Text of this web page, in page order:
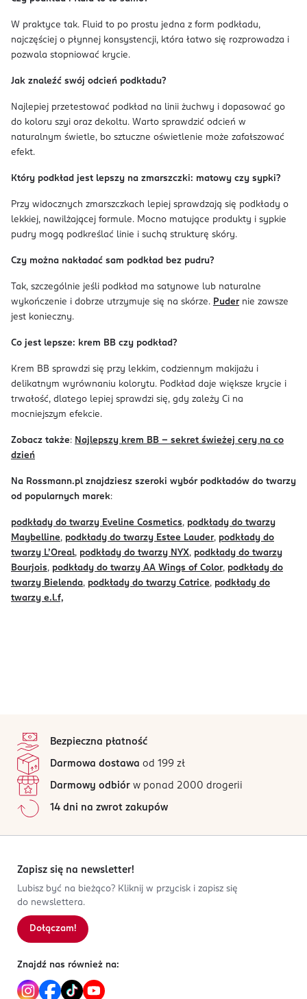
W praktyce tak. Fluid to po prostu jedna z form podkładu,
najczęściej o płynnej konsystencji, która łatwo się rozprowadza i
pozwala stopniować krycie.
Jak znaleźć swój odcień podkładu?
Najlepiej przetestować podkład na linii żuchwy i dopasować go
do koloru szyi oraz dekoltu. Warto sprawdzić odcień w
naturalnym świetle, bo sztuczne oświetlenie może zafałszować
efekt.
Który podkład jest lepszy na zmarszczki: matowy czy sypki?
Przy widocznych zmarszczkach lepiej sprawdzają się podkłady o
lekkiej, nawilżającej formule. Mocno matujące produkty i sypkie
pudry mogą podkreślać linie i suchą strukturę skóry.
Czy można nakładać sam podkład bez pudru?
Tak, szczególnie jeśli podkład ma satynowe lub naturalne
wykończenie i dobrze utrzymuje się na skórze. Pudernie zawsze
jest konieczny.
Co jest lepsze: krem BB czy podkład?
Krem BB sprawdzi się przy lekkim, codziennym makijażu i
delikatnym wyrównaniu kolorytu. Podkład daje większe krycie i
trwałość, dlatego lepiej sprawdzi się, gdy zależy Ci na
mocniejszym efekcie.
Zobacz także: Najlepszy krem BB - sekret świeżej cery na co
dzień
Na Rossmann.pl znajdziesz szeroki wybór podkładów do twarzy
od popularnych marek:
podkłady do twarzy Eveline Cosmetics, podkłady do twarzy
Maybelline, podkłady do twarzy Estee Lauder, podkłady do
twarzy L’Oreal, podkłady do twarzy NYX, podkłady do twarzy
Bourjois, podkłady do twarzy AA Wings of Color, podkłady do
twarzy Bielenda, podkłady do twarzy Catrice, podkłady do
twarzy e.l.f,
Bezpieczna płatność
Darmowa dostawa od 199 zł
Darmowy odbiór w ponad 2000 drogerii
14 dni na zwrot zakupów
Zapisz się na newsletter!
Lubisz być na bieżąco? Kliknij w przycisk i zapisz się
do newslettera.
Dołączam!
Znajdź nas również na: